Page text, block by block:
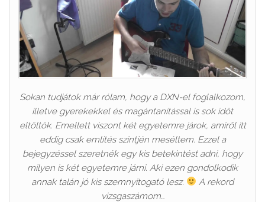
Sokan tudjátok már rólam, hogy a DXN-el foglalkozom,
illetve gyerekekkel és magántanítással is sok időt
eltöltök. Emellett viszont két egyetemre járok, amiről itt
eddig csak említés szintjén meséltem. Ezzel a
bejegyzéssel szeretnék egy kis betekintést adni, hogy
milyen is két egyetemre járni. Aki ezen gondolkodik
annak talán jó kis szemnyitogató lesz.
A rekord
vizsgaszámom…